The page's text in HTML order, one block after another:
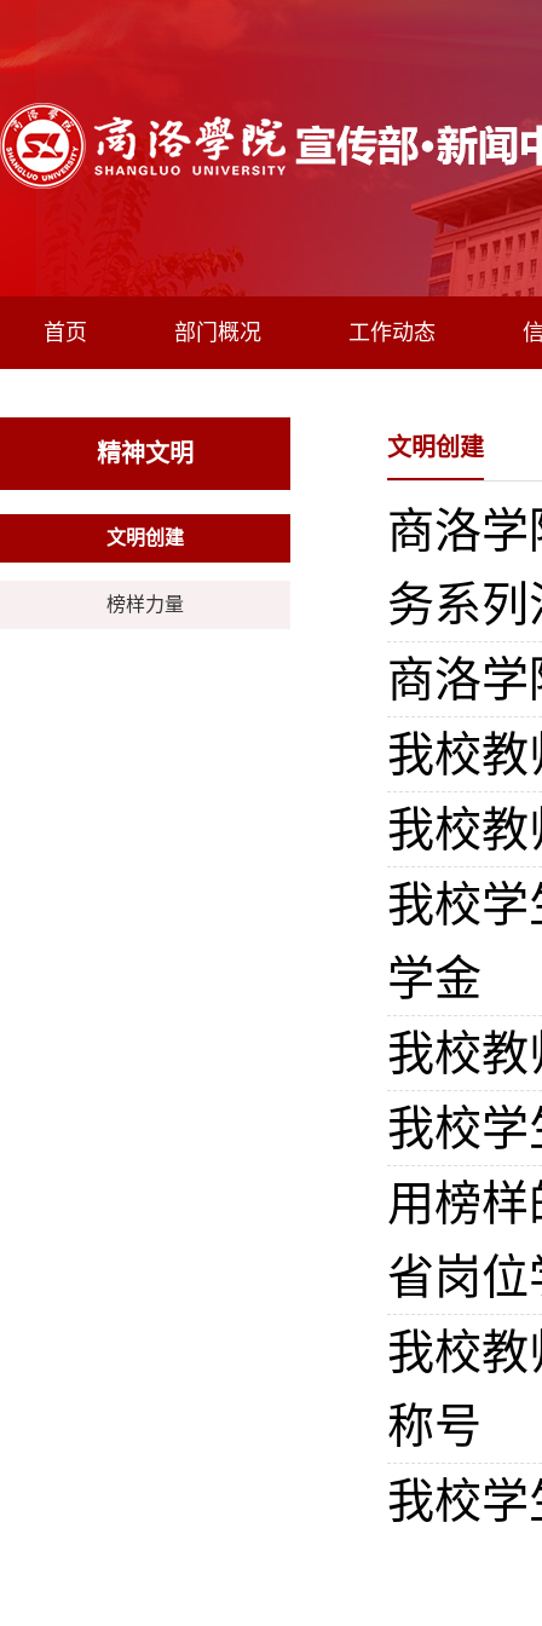
首页 部门概况 工作动态
精神文明
文明创建
榜样力量
文明创建
商洛
务系列
商洛学
我校教
我校
我校学
学金
我校教
我校学
用榜
省岗位
我校教
称号
我校学